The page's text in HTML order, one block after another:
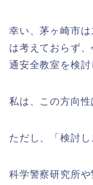
幸い、茅ヶ崎市
は考えておらず
通安全教室を検討
私は、この方向性
ただし、「検討し
科学警察研究所